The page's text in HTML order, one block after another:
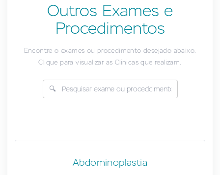
Outros Exames e
Procedimentos
Encontre o exames ou procedimento desejado abaixo.
Clique para visualizar as Clínicas que realizam.
Abdominoplastia